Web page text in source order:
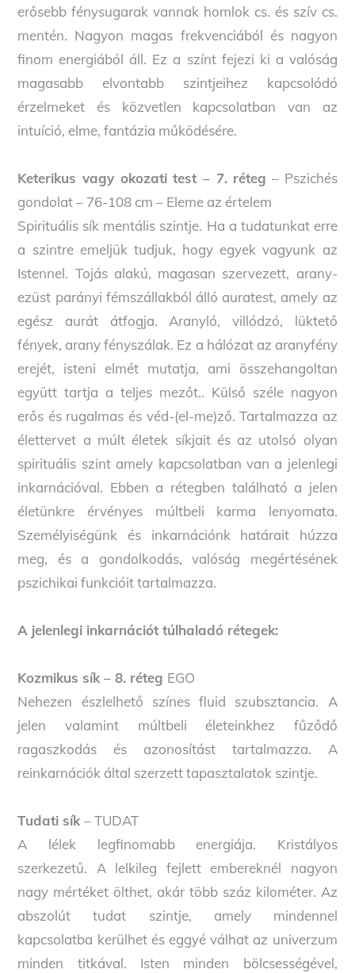
erősebb fénysugarak vannak homlok cs. és szív cs.
mentén. Nagyon magas frekvenciából és nagyon
finom energiából áll. Ez a színt fejezi ki a valóság
magasabb elvontabb szintjeihez kapcsolódó
érzelmeket és közvetlen kapcsolatban van az
intuíció, elme, fantázia működésére.
Keterikus vagy okozati test – 7. réteg – Pszichés
gondolat – 76-108 cm – Eleme az értelem
Spirituális sík mentális szintje. Ha a tudatunkat erre
a szintre emeljük tudjuk, hogy egyek vagyunk az
Istennel. Tojás alakú, magasan szervezett, arany-
ezüst parányi fémszállakból álló auratest, amely az
egész aurát átfogja. Aranyló, villódzó, lüktető
fények, arany fényszálak. Ez a hálózat az aranyfény
erejét, isteni elmét mutatja, ami összehangoltan
együtt tartja a teljes mezőt.. Külső széle nagyon
erős és rugalmas és véd-(el-me)ző. Tartalmazza az
élettervet a múlt életek síkjait és az utolsó olyan
spirituális szint amely kapcsolatban van a jelenlegi
inkarnációval. Ebben a rétegben található a jelen
életünkre érvényes múltbeli karma lenyomata.
Személyiségünk és inkarnációnk határait húzza
meg, és a gondolkodás, valóság megértésének
pszichikai funkcióit tartalmazza.
A jelenlegi inkarnációt túlhaladó rétegek:
Kozmikus sík – 8. réteg EGO
Nehezen észlelhető színes fluid szubsztancia. A
jelen valamint múltbeli életeinkhez fűződő
ragaszkodás és azonosítást tartalmazza. A
reinkarnációk által szerzett tapasztalatok szintje.
Tudati sík– TUDAT
A lélek legfinomabb energiája. Kristályos
szerkezetű. A lelkileg fejlett embereknél nagyon
nagy mértéket ölthet, akár több száz kilométer. Az
abszolút tudat szintje, amely mindennel
kapcsolatba kerülhet és eggyé válhat az univerzum
minden titkával. Isten minden bölcsességével,